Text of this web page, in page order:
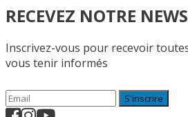
RECEVEZ NOTRE
Inscrivez-vous pour recevoir
vous tenir informés
S'inscrire